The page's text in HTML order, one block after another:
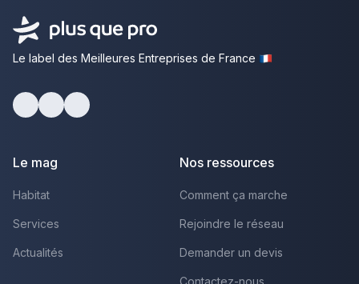
Le label des Meilleures Entreprises de France
Le mag
Habitat
Services
Actualités
Nos ressources
Comment ça marche
Rejoindre le réseau
Demander un devis
Contactez-nous